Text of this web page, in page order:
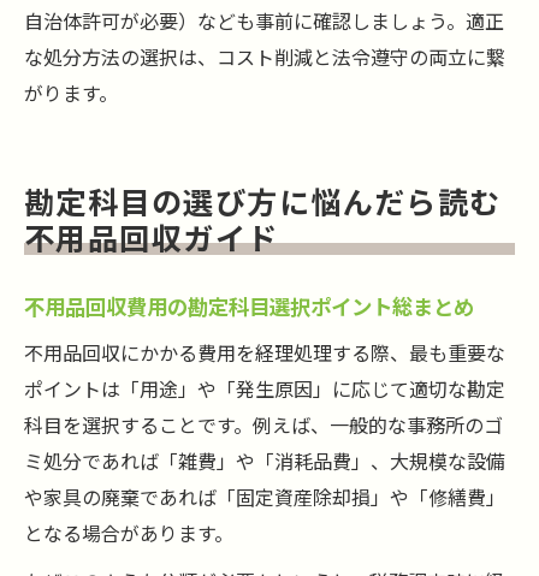
自治体許可が必要）なども事前に確認しましょう。適正
な処分方法の選択は、コスト削減と法令遵守の両立に繋
がります。
勘定科目の選び方に悩んだら読む
不用品回収ガイド
不用品回収費用の勘定科目選択ポイント総まとめ
不用品回収にかかる費用を経理処理する際、最も重要な
ポイントは「用途」や「発生原因」に応じて適切な勘定
科目を選択することです。例えば、一般的な事務所のゴ
ミ処分であれば「雑費」や「消耗品費」、大規模な設備
や家具の廃棄であれば「固定資産除却損」や「修繕費」
となる場合があります。